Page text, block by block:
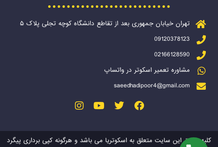
تهران خیابان جمهوری بعد از تقاطع دانشگاه کوچه تجلی پلاک ۵
09120378123
02166128590
مشاوره تعمیر اسکوتر در واتساپ
saeedhadipoor4@gmail.com
کلیه حقوق این سایت متعلق به اسکوتریا می باشد و هرگونه کپی برداری پیگرد